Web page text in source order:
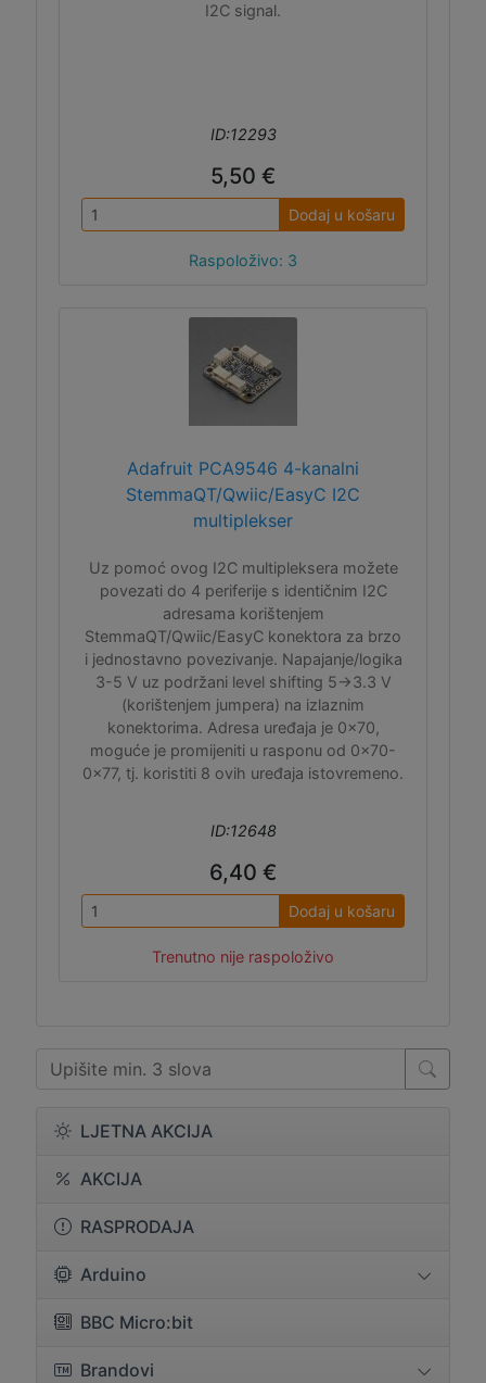
LJETNA AKCIJA
AKCIJA
RASPRODAJA
Arduino
BBC Micro:bit
Brandovi
I2C signal.
ID:12293
5,50 €
Dodaj u košaru
Raspoloživo: 3
Adafruit PCA9546 4-kanalni
StemmaQT/Qwiic/EasyC I2C
multiplekser
Uz pomoć ovog I2C multipleksera možete
povezati do 4 periferije s identičnim I2C
adresama korištenjem
StemmaQT/Qwiic/EasyC konektora za brzo
i jednostavno povezivanje. Napajanje/logika
3-5 V uz podržani level shifting 5->3.3 V
(korištenjem jumpera) na izlaznim
konektorima. Adresa uređaja je 0x70,
moguće je promijeniti u rasponu od 0x70-
0x77, tj. koristiti 8 ovih uređaja istovremeno.
ID:12648
6,40 €
Dodaj u košaru
Trenutno nije raspoloživo